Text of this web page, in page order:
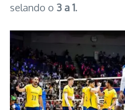
selando o 3 a 1.